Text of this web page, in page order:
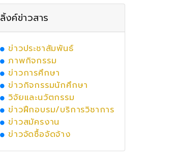
ลิ้งค์ข่าวสาร
ข่าวประชาสัมพันธ์
ภาพกิจกรรม
ข่าวการศึกษา
ข่าวกิจกรรมนักศึกษา
วิจัยและนวัตกรรม
ข่าวฝึกอบรม/บริการวิชาการ
ข่าวสมัครงาน
ข่าวจัดซื้อจัดจ้าง